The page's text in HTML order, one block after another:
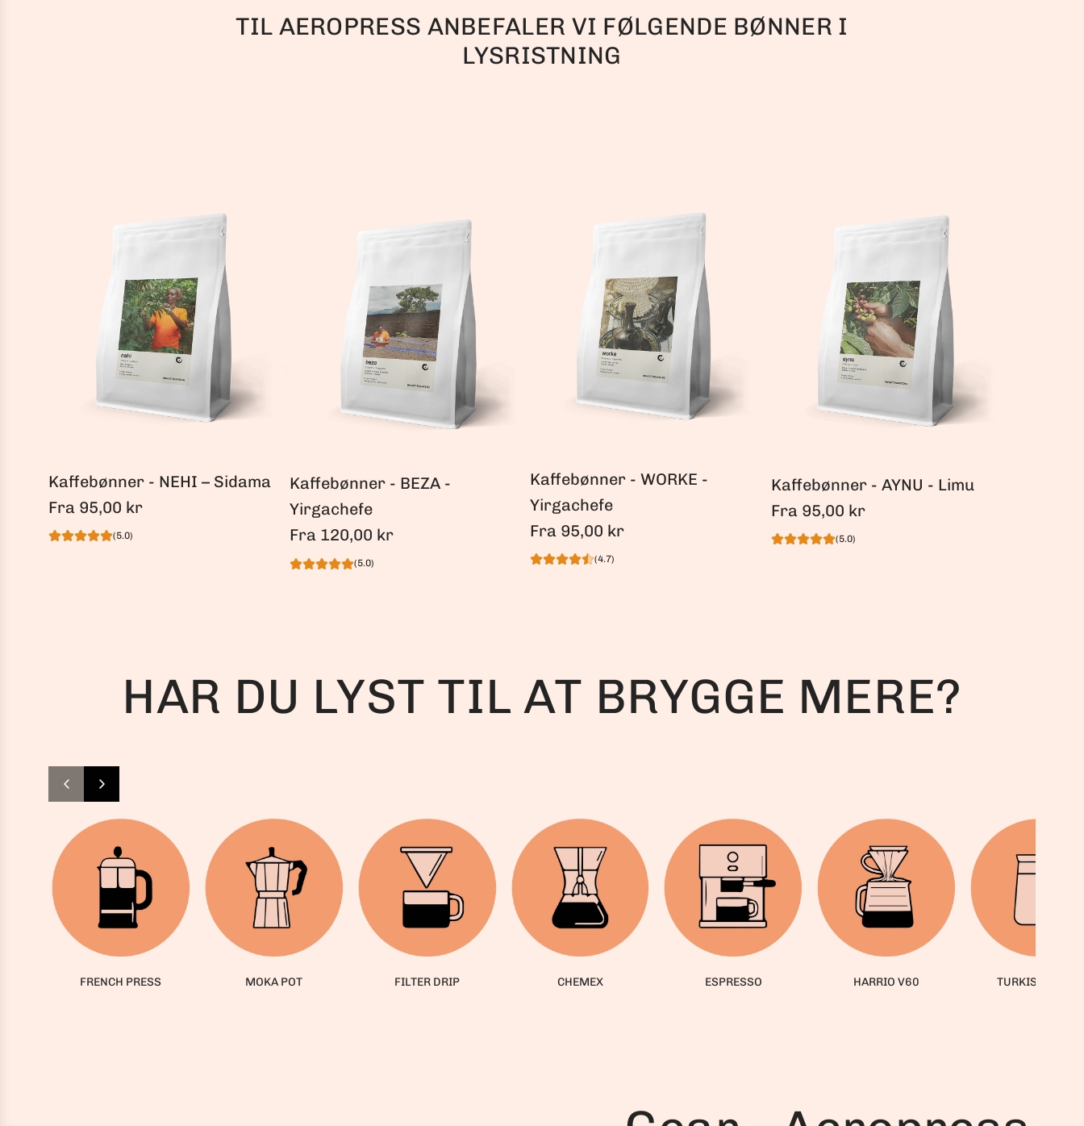
TIL AEROPRESS ANBEFALER VI FØLGENDE BØNNER I
LYSRISTNING
Kaffebønner - NEHI – Sidama
Fra 95,00 kr
(5.0)
Kaffebønner - BEZA -
Yirgachefe
Fra 120,00 kr
(5.0)
Kaffebønner - WORKE -
Yirgachefe
Fra 95,00 kr
(4.7)
Kaffebønner - AYNU - Limu
Fra 95,00 kr
(5.0)
HAR DU LYST TIL AT BRYGGE MERE?
FRENCH PRESS MOKA POT FILTER DRIP CHEMEX ESPRESSO HARRIO V60 TURKISH GEZVE